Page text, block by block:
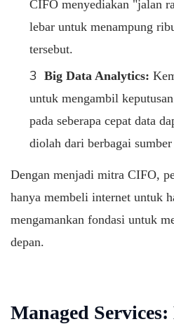
CIFO menyediakan "jalan
lebar untuk menampung
tersebut.
Big Data Analytics:
untuk mengambil
pada seberapa cepat data
diolah dari berbagai
Dengan menjadi mitra CIFO,
hanya membeli internet untuk
mengamankan fondasi untuk
depan.
Managed